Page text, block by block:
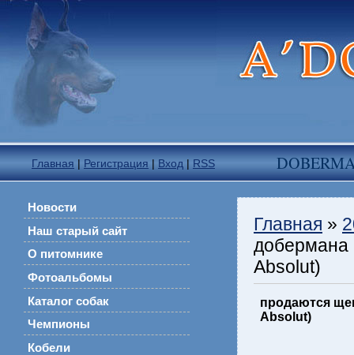
Главная | Регистрация | Вход | RSS
Новости
Наш старый сайт
О питомнике
Фотоальбомы
Каталог собак
Чемпионы
Кобели
Главная »
добермана
Absolut)
продаются
Absolut)